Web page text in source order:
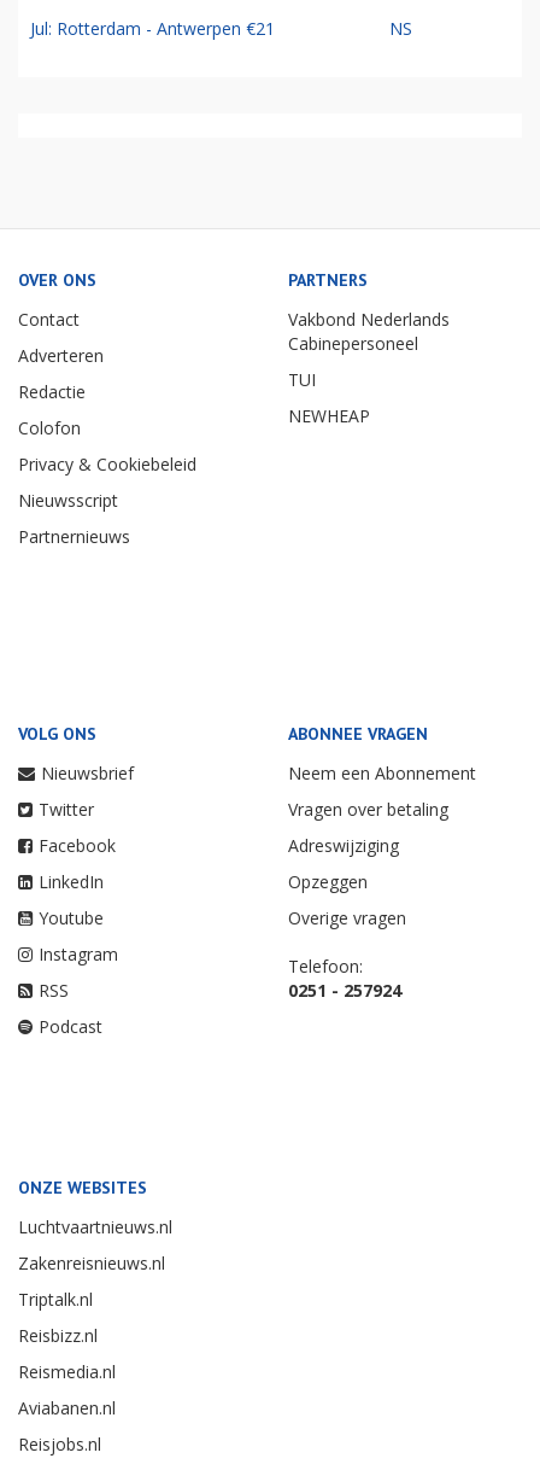
Jul: Rotterdam - Antwerpen €21 NS
OVER ONS
Contact
Adverteren
Redactie
Colofon
Privacy & Cookiebeleid
Nieuwsscript
Partnernieuws
PARTNERS
Vakbond Nederlands
Cabinepersoneel
TUI
NEWHEAP
VOLG ONS
Nieuwsbrief
Twitter
Facebook
LinkedIn
Youtube
Instagram
RSS
Podcast
ABONNEE VRAGEN
Neem een Abonnement
Vragen over betaling
Adreswijziging
Opzeggen
Overige vragen
Telefoon:
0251 - 257924
ONZE WEBSITES
Luchtvaartnieuws.nl
Zakenreisnieuws.nl
Triptalk.nl
Reisbizz.nl
Reismedia.nl
Aviabanen.nl
Reisjobs.nl